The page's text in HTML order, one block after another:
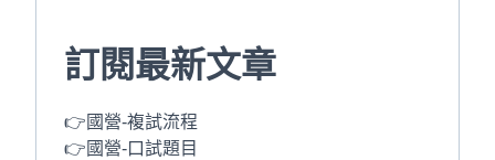
訂閱最新文章
👉國營-複試流程
👉國營-口試題目